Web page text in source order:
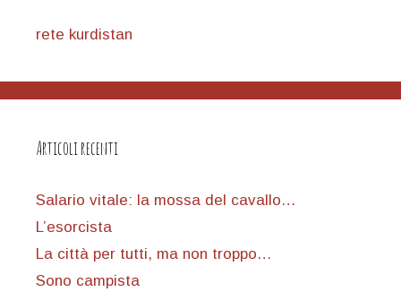
rete kurdistan
Articoli recenti
Salario vitale: la mossa del cavallo…
L’esorcista
La città per tutti, ma non troppo…
Sono campista